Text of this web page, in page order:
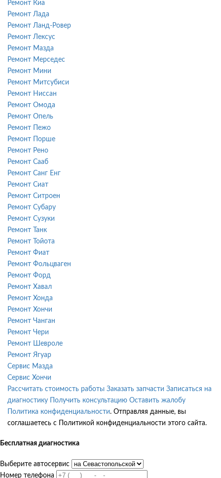
Ремонт Киа
Ремонт Лада
Ремонт Ланд-Ровер
Ремонт Лексус
Ремонт Мазда
Ремонт Мерседес
Ремонт Мини
Ремонт Митсубиси
Ремонт Ниссан
Ремонт Омода
Ремонт Опель
Ремонт Пежо
Ремонт Порше
Ремонт Рено
Ремонт Сааб
Ремонт Санг Енг
Ремонт Сиат
Ремонт Ситроен
Ремонт Субару
Ремонт Сузуки
Ремонт Танк
Ремонт Тойота
Ремонт Фиат
Ремонт Фольцваген
Ремонт Форд
Ремонт Хавал
Ремонт Хонда
Ремонт Хончи
Ремонт Чанган
Ремонт Чери
Ремонт Шевроле
Ремонт Ягуар
Сервис Мазда
Сервис Хончи
Рассчитать стоимость работы Заказать запчасти Записаться на
диагностику
Получить консультацию Оставить жалобу
Политика конфиденциальности. Отправляя данные, вы
соглашаетесь с Политикой конфиденциальности этого сайта.
Бесплатная диагностика
Выберите автосервис
Номер телефона